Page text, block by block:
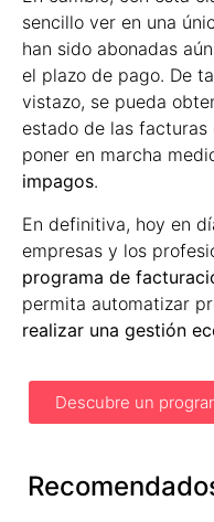
sencillo ver en una
han sido abonadas
el plazo de pago. De
vistazo, se pueda
estado de las facturas
poner en marcha
impagos.
En definitiva, hoy en
empresas y los
programa de
permita automatizar
realizar una gestión
Descubre un